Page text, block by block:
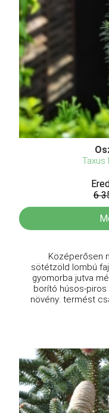
Taxus
6
Középerősen
sötétzöld lombú
gyomorba jutva
borító húsos-piros
növény: termést